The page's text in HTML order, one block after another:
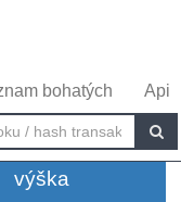
bohatých Api
výška